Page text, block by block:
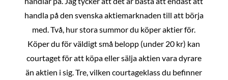
handla på den svenska aktiemarknaden till att börja
med. Två, hur stora summor du köper aktier för.
Köper du för väldigt små belopp (under 20 kr) kan
courtaget för att köpa eller sälja aktien vara dyrare
än aktien i sig. Tre, vilken courtageklass du befinner